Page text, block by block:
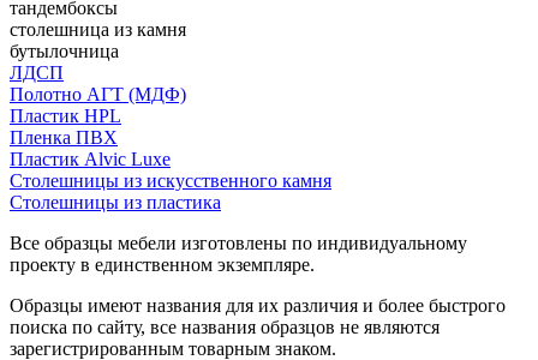
тандембоксы
столешница из камня
бутылочница
ЛДСП
Полотно АГТ (МДФ)
Пластик HPL
Пленка ПВХ
Пластик Alvic Luxe
Столешницы из искусственного камня
Столешницы из пластика
Все образцы мебели изготовлены по индивидуальному
проекту в единственном экземпляре.
Образцы имеют названия для их различия и более быстрого
поиска по сайту, все названия образцов не являются
зарегистрированным товарным знаком.